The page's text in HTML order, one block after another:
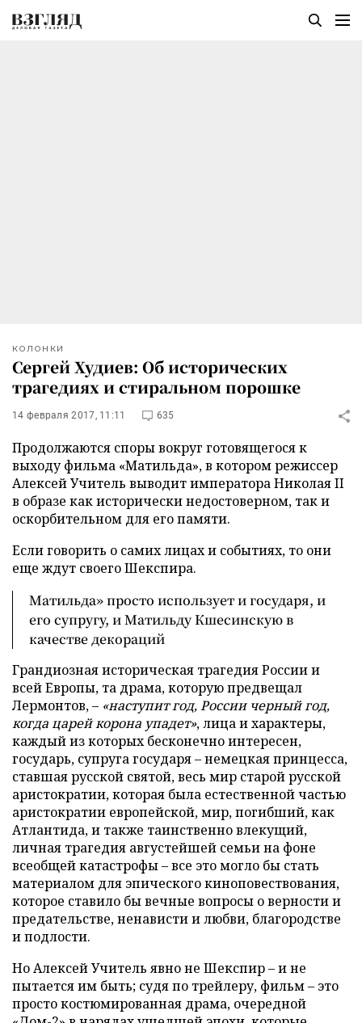
КОЛОНКИ
Сергей Худиев: Об исторических
трагедиях и стиральном порошке
14 февраля 2017, 11:11 635
Продолжаются споры вокруг готовящегося к
выходу фильма «Матильда», в котором режиссер
Алексей Учитель выводит императора Николая II
в образе как исторически недостоверном, так и
оскорбительном для его памяти.
Если говорить о самих лицах и событиях, то они
еще ждут своего Шекспира.
Матильда» просто использует и государя, и
его супругу, и Матильду Кшесинскую в
качестве декораций
Грандиозная историческая трагедия России и
всей Европы, та драма, которую предвещал
Лермонтов, – «наступит год, России черный год,
когда царей корона упадет», лица и характеры,
каждый из которых бесконечно интересен,
государь, супруга государя – немецкая принцесса,
ставшая русской святой, весь мир старой русской
аристократии, которая была естественной частью
аристократии европейской, мир, погибший, как
Атлантида, и также таинственно влекущий,
личная трагедия августейшей семьи на фоне
всеобщей катастрофы – все это могло бы стать
материалом для эпического киноповествования,
которое ставило бы вечные вопросы о верности и
предательстве, ненависти и любви, благородстве
и подлости.
Но Алексей Учитель явно не Шекспир – и не
пытается им быть; судя по трейлеру, фильм – это
просто костюмированная драма, очередной